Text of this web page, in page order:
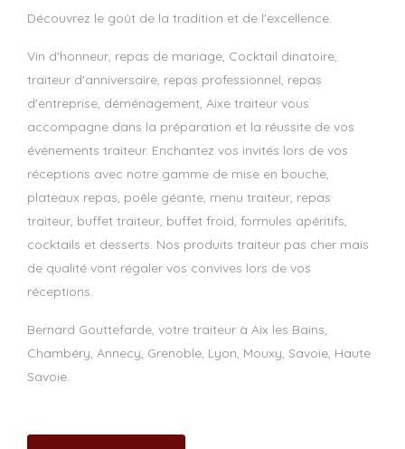
Découvrez le goût de la tradition et de l'excellence.
Vin d'honneur, repas de mariage, Cocktail dinatoire,
traiteur d'anniversaire, repas professionnel, repas
d'entreprise, déménagement, Aixe traiteur vous
accompagne dans la préparation et la réussite de vos
événements traiteur. Enchantez vos invités lors de vos
réceptions avec notre gamme de mise en bouche,
plateaux repas, poêle géante, menu traiteur, repas
traiteur, buffet traiteur, buffet froid, formules apéritifs,
cocktails et desserts. Nos produits traiteur pas cher mais
de qualité vont régaler vos convives lors de vos
réceptions.
Bernard Gouttefarde, votre traiteur à Aix les Bains,
Chambéry, Annecy, Grenoble, Lyon, Mouxy, Savoie, Haute
Savoie.